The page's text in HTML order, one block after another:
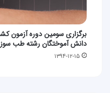
برگزاری سومین دوره آزمون
دانش آموختگان رشته طب
۱۳۹۴-۱۲-۱۵